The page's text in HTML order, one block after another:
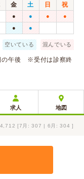
金 土 日
祝
● ● ● ●
● ●
空いている 混んでいる
の午後 ※受付は診察終
求人 地図
[7月: 307 | 6月: 304 ]